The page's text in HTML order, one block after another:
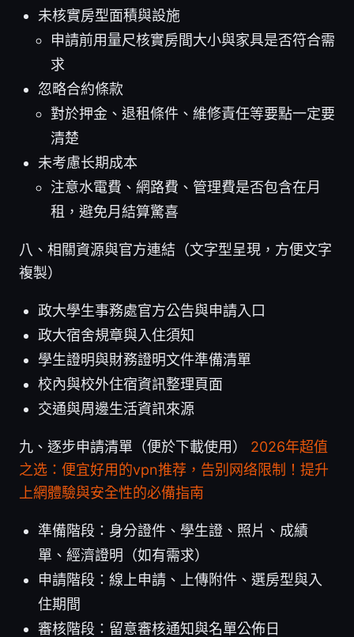
未核實房型面積與設施
申請前用量尺核實房間大小與家具是否符合需
求
忽略合約條款
對於押金、退租條件、維修責任等要點一定要
清楚
未考慮长期成本
注意水電費、網路費、管理費是否包含在月
租，避免月結算驚喜
八、相關資源與官方連結（文字型呈現，方便文字
複製）
政大學生事務處官方公告與申請入口
政大宿舍規章與入住須知
學生證明與財務證明文件準備清單
校內與校外住宿資訊整理頁面
交通與周邊生活資訊來源
九、逐步申請清單（便於下載使用） 2026年超值
之选：便宜好用的vpn推荐，告别网络限制！提升
上網體驗與安全性的必備指南
準備階段：身分證件、學生證、照片、成績
單、經濟證明（如有需求）
申請階段：線上申請、上傳附件、選房型與入
住期間
審核階段：留意審核通知與名單公佈日